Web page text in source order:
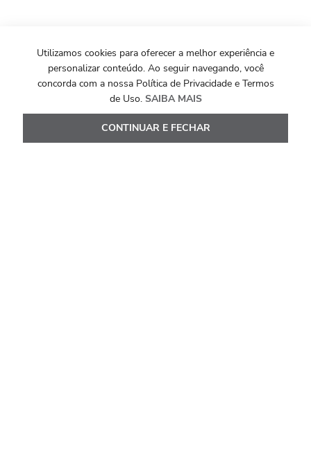
Institucional
Utilizamos cookies para oferecer a melhor experiência e
personalizar conteúdo. Ao seguir navegando, você
concorda com a nossa Política de Privacidade e Termos
de Uso. SAIBA MAIS
CONTINUAR E FECHAR